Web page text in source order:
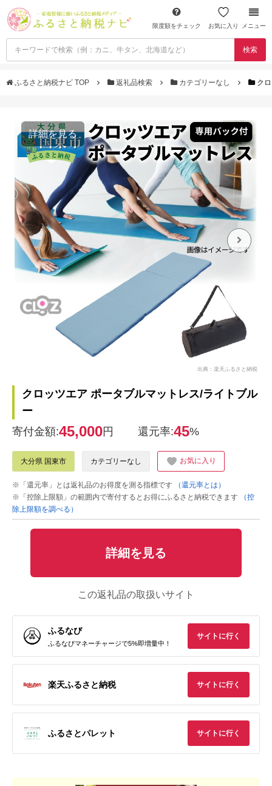
限度額をチェック お気に入り メニュー
検索
ふるさと納税ナビ TOP 返礼品検索 カテゴリーなし ク
詳細を見る
出典：楽天ふるさと納税
クロッツエア ポータブルマットレス/ライトブル
ー
寄付金額:45,000円 還元率:45%
大分県 国東市 カテゴリーなし お気に入り
※「還元率」とは返礼品のお得度を測る指標です
（還元率とは）
※「控除上限額」の範囲内で寄付するとお得にふるさと納税できます
（控
除上限額を調べる）
詳細を見る
この返礼品の取扱いサイト
ふるなび
ふるなびマネーチャージで5%即増量中！
サイトに行く
楽天ふるさと納税 サイトに行く
ふるさとパレット サイトに行く